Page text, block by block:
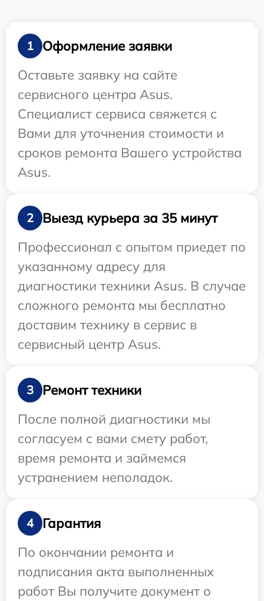
1
Оформление заявки
Оставьте заявку на сайте
сервисного центра Asus.
Специалист сервиса свяжется с
Вами для уточнения стоимости и
сроков ремонта Вашего устройства
Asus.
2
Выезд курьера за 35 минут
Профессионал с опытом приедет по
указанному адресу для
диагностики техники Asus. В случае
сложного ремонта мы бесплатно
доставим технику в сервис в
сервисный центр Asus.
3
Ремонт техники
После полной диагностики мы
согласуем с вами смету работ,
время ремонта и займемся
устранением неполадок.
4
Гарантия
По окончании ремонта и
подписания акта выполненных
работ Вы получите документ о